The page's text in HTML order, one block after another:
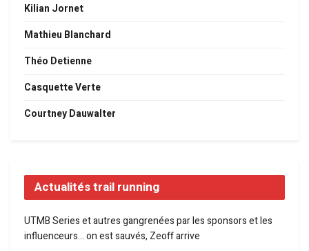
Kilian Jornet
Mathieu Blanchard
Théo Detienne
Casquette Verte
Courtney Dauwalter
Actualités trail running
UTMB Series et autres gangrenées par les sponsors et les
influenceurs… on est sauvés, Zeoff arrive